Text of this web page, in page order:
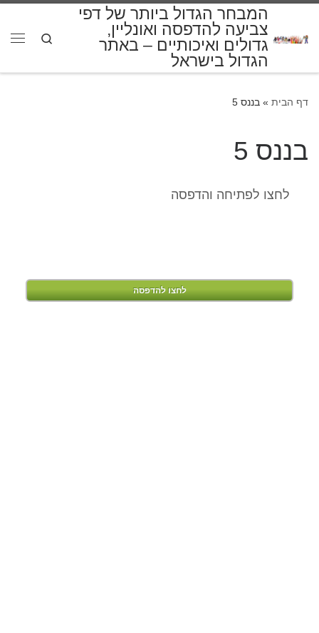
המבחר הגדול ביותר של דפי
צביעה להדפסה ואונליין,
גדולים ואיכותיים – באתר
הגדול בישראל
Search
דף הבית » בננס 5
בננס 5
לחצו לפתיחה והדפסה
לחצו להדפסה